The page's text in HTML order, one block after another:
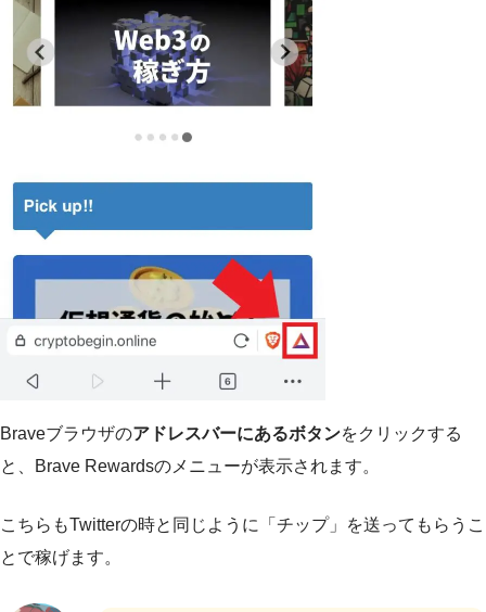
Braveブラウザのアドレスバーにあるボタンをクリックする
と、Brave Rewardsのメニューが表示されます。
こちらもTwitterの時と同じように「チップ」を送ってもらうこ
とで稼げます。